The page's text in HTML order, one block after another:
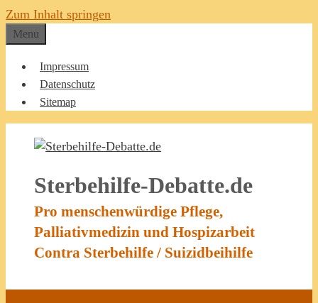
Zum Inhalt springen
Menu
Impressum
Datenschutz
Sitemap
Sterbehilfe-Debatte.de
Pro menschenwürdige Pflege,
Palliativmedizin und Hospizarbeit
Contra Sterbehilfe / Suizidbeihilfe